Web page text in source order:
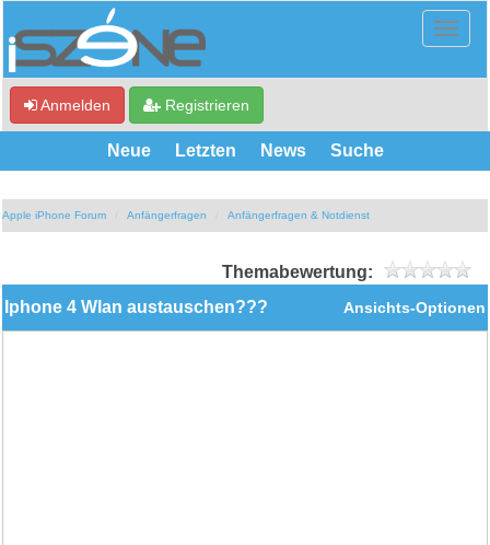
Anmelden Registrieren
Neue Letzten News Suche
Apple iPhone Forum Anfängerfragen Anfängerfragen & Notdienst
Themabewertung:
Ansichts-Optionen
Iphone 4 Wlan austauschen???